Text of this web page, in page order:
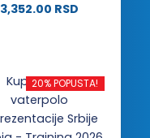
3,352.00 RSD
više
varijanti.
Opcije
20% POPUSTA!